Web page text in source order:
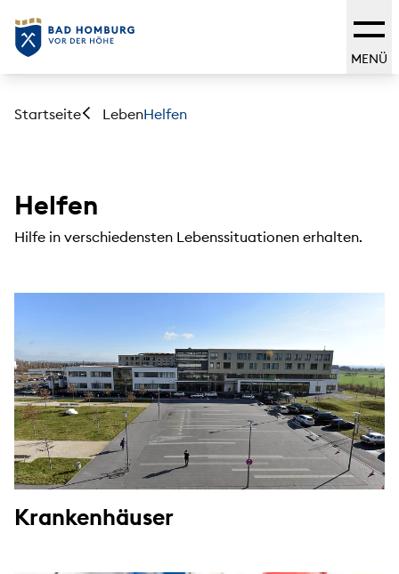
MENÜ
Startseite LebenHelfen
Helfen
Hilfe in verschiedensten Lebenssituationen erhalten.
Krankenhäuser